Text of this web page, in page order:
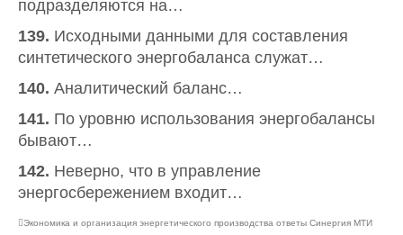
подразделяются на…
139. Исходными данными для составления
синтетического энергобаланса служат…
140. Аналитический баланс…
141. По уровню использования энергобалансы
бывают…
142. Неверно, что в управление
энергосбережением входит…
Экономика и организация энергетического производства ответы Синергия МТИ